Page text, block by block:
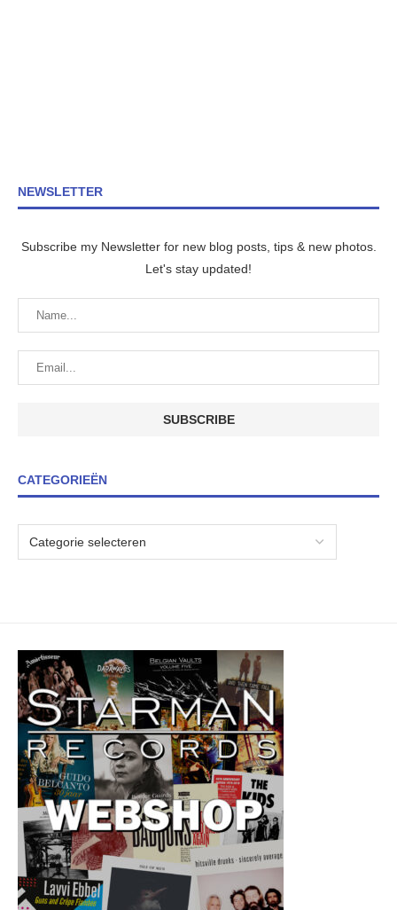
NEWSLETTER
Subscribe my Newsletter for new blog posts, tips & new photos.
Let's stay updated!
CATEGORIEËN